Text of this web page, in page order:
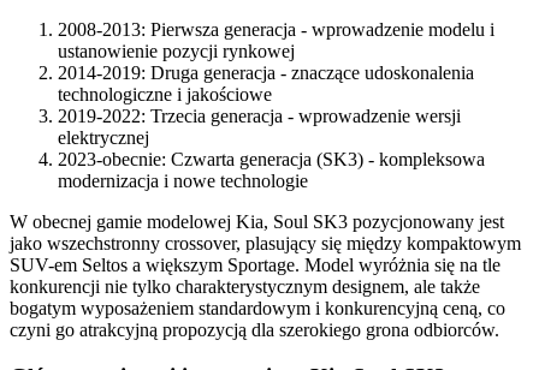
2008-2013: Pierwsza generacja - wprowadzenie modelu i
ustanowienie pozycji rynkowej
2014-2019: Druga generacja - znaczące udoskonalenia
technologiczne i jakościowe
2019-2022: Trzecia generacja - wprowadzenie wersji
elektrycznej
2023-obecnie: Czwarta generacja (SK3) - kompleksowa
modernizacja i nowe technologie
W obecnej gamie modelowej Kia, Soul SK3 pozycjonowany jest
jako wszechstronny crossover, plasujący się między kompaktowym
SUV-em Seltos a większym Sportage. Model wyróżnia się na tle
konkurencji nie tylko charakterystycznym designem, ale także
bogatym wyposażeniem standardowym i konkurencyjną ceną, co
czyni go atrakcyjną propozycją dla szerokiego grona odbiorców.